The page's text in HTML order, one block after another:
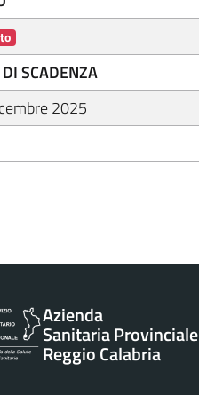
SCADENZA
2025
Azienda
Sanitaria Provinciale
Reggio Calabria